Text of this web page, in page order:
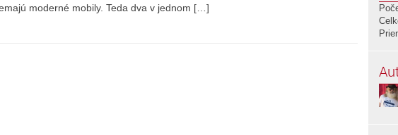
moderné mobily. Teda dva v jednom […]